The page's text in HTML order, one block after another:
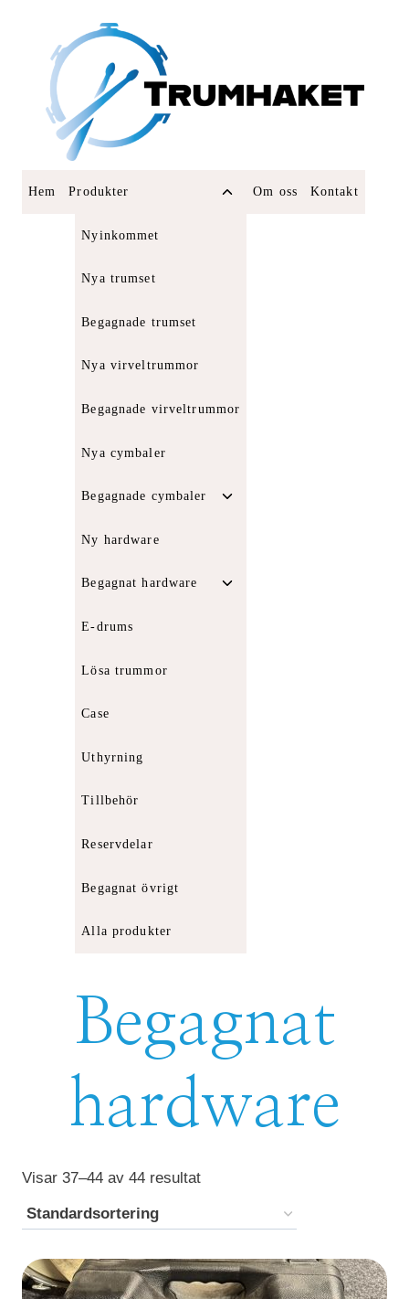
content
Hem Produkter
Toggle
Nyinkommet
Nya trumset
Begagnade trumset
Nya virveltrummor
Begagnade virveltrummor
Nya cymbaler
Begagnade cymbaler
Ny hardware
Begagnat hardware
E-drums
Lösa trummor
Case
Uthyrning
Tillbehör
Reservdelar
Begagnat övrigt
Alla produkter
Om oss Kontakt
Begagnat
hardware
Visar 37–44 av 44 resultat